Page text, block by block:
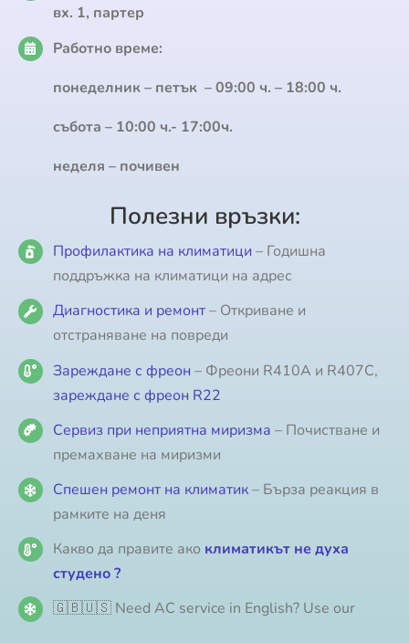
вх. 1, партер
Работно време:
понеделник – петък – 09:00 ч. – 18:00 ч.
събота – 10:00 ч.- 17:00ч.
неделя – почивен
Полезни връзки:
Профилактика на климатици – Годишна
поддръжка на климатици на адрес
Диагностика и ремонт– Откриване и
отстраняване на повреди
Зареждане с фреон – Фреони R410A и R407C,
зареждане с фреон R22
Сервиз при неприятна миризма – Почистване и
премахване на миризми
Спешен ремонт на климатик– Бърза реакция в
рамките на деня
Какво да правите ако климатикът не духа
студено ?
🇬🇧🇺🇸 Need AC service in English? Use our